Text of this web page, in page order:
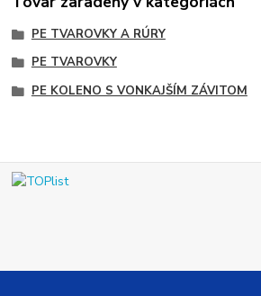
PE TVAROVKY A RÚRY
PE TVAROVKY
PE KOLENO S VONKAJŠÍM ZÁVITOM